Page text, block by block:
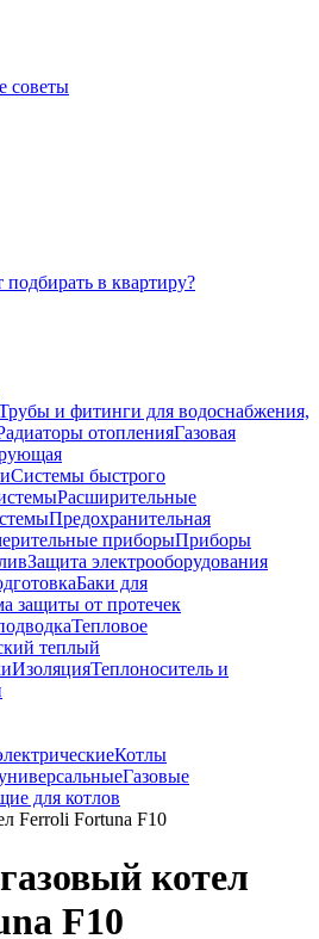
советы
в квартиру?
и фитинги для водоснабжения,
отопленияГазовая
Системы быстрого
Расширительные
Предохранительная
приборыПриборы
Защита электрооборудования
Баки для
защиты от протечек
Тепловое
теплый
ИзоляцияТеплоноситель и
Котлы
Газовые
для котлов
Ferroli Fortuna F10
котел
F10